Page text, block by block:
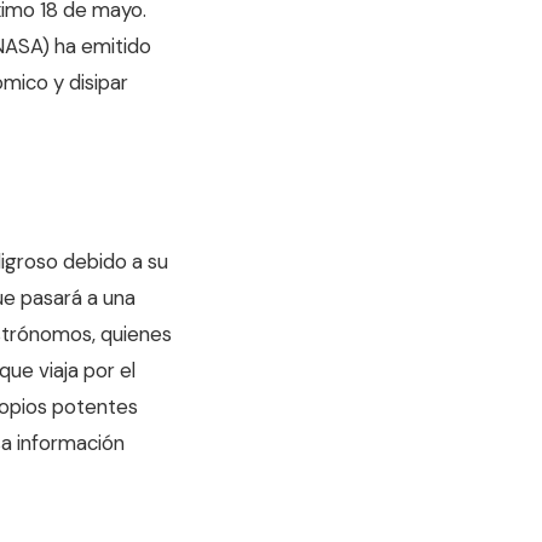
18 de mayo.
ha emitido
y disipar
debido a su
pasará a una
quienes
viaja por el
potentes
información